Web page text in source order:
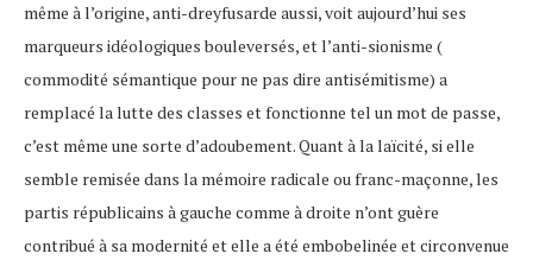
même à l’origine, anti-dreyfusarde aussi, voit aujourd’hui ses
marqueurs idéologiques bouleversés, et l’anti-sionisme (
commodité sémantique pour ne pas dire antisémitisme) a
remplacé la lutte des classes et fonctionne tel un mot de passe,
c’est même une sorte d’adoubement. Quant à la laïcité, si elle
semble remisée dans la mémoire radicale ou franc-maçonne, les
partis républicains à gauche comme à droite n’ont guère
contribué à sa modernité et elle a été embobelinée et circonvenue